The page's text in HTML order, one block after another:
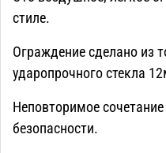
стиле.
Ограждение сделано из
ударопрочного стекла
Неповторимое
безопасности.